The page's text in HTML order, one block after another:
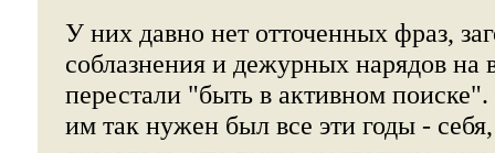
У них давно нет отточенных фраз,
соблазнения и дежурных нарядов на
перестали "быть в активном
им так нужен был все эти годы -